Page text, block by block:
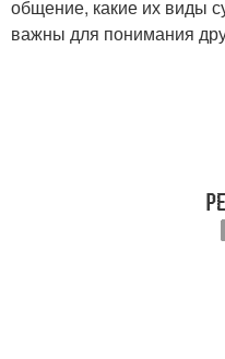
общение, какие их виды
важны для понимания